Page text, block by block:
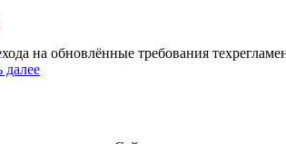
на обновлённые требования
далее